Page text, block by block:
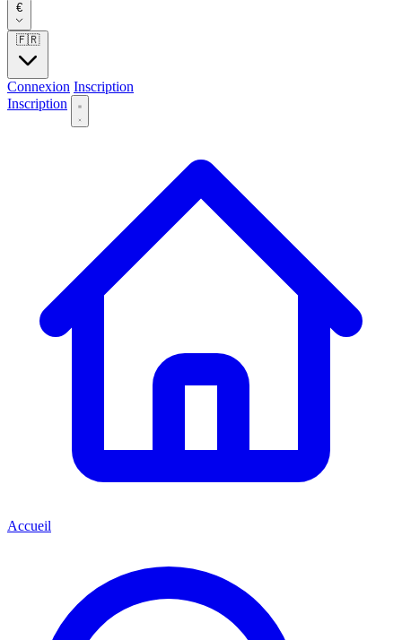
€
🇫🇷
Connexion Inscription
Inscription
Accueil